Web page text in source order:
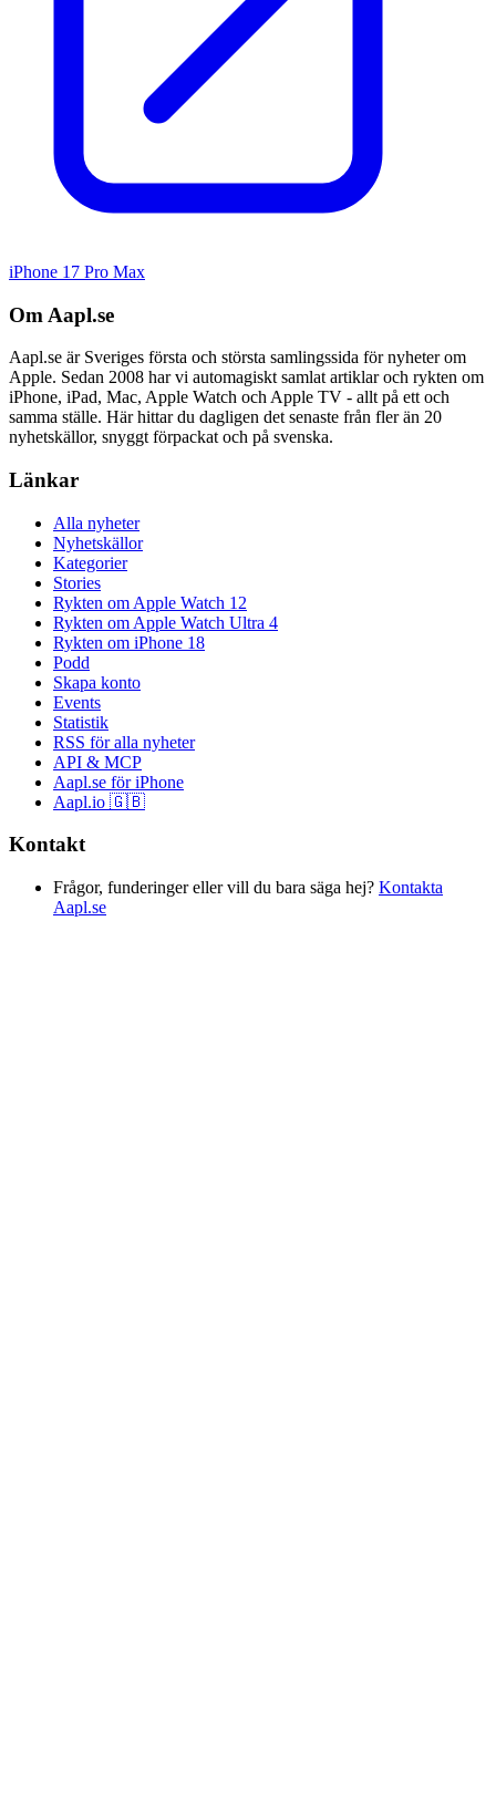
iPhone 17 Pro Max
Om Aapl.se
Aapl.se är Sveriges första och största samlingssida för nyheter om
Apple. Sedan 2008 har vi automagiskt samlat artiklar och rykten om
iPhone, iPad, Mac, Apple Watch och Apple TV - allt på ett och
samma ställe. Här hittar du dagligen det senaste från fler än 20
nyhetskällor, snyggt förpackat och på svenska.
Länkar
Alla nyheter
Nyhetskällor
Kategorier
Stories
Rykten om Apple Watch 12
Rykten om Apple Watch Ultra 4
Rykten om iPhone 18
Podd
Skapa konto
Events
Statistik
RSS för alla nyheter
API & MCP
Aapl.se för iPhone
Aapl.io 🇬🇧
Kontakt
Frågor, funderinger eller vill du bara säga hej? Kontakta
Aapl.se